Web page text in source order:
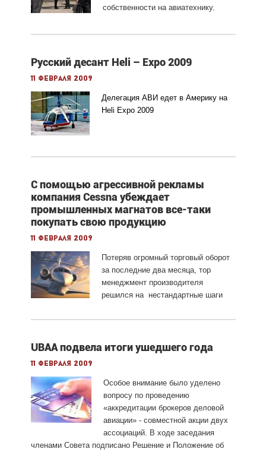
собственности на авиатехнику.
Русский десант Heli – Expo 2009
11 февраля 2009
Делегация АВИ едет в Америку на
Heli Expo 2009
С помощью агрессивной рекламы
компания Cessna убеждает
промышленных магнатов все-таки
покупать свою продукцию
11 февраля 2009
Потеряв огромный торговый оборот
за последние два месяца, тор
менеджмент производителя
решился на нестандартные шаги
UBAA подвела итоги ушедшего года
11 февраля 2009
Особое внимание было уделено
вопросу по проведению
«аккредитации брокеров деловой
авиации» - совместной акции двух
ассоциаций. В ходе заседания
членами Совета подписано Решение и Положение об